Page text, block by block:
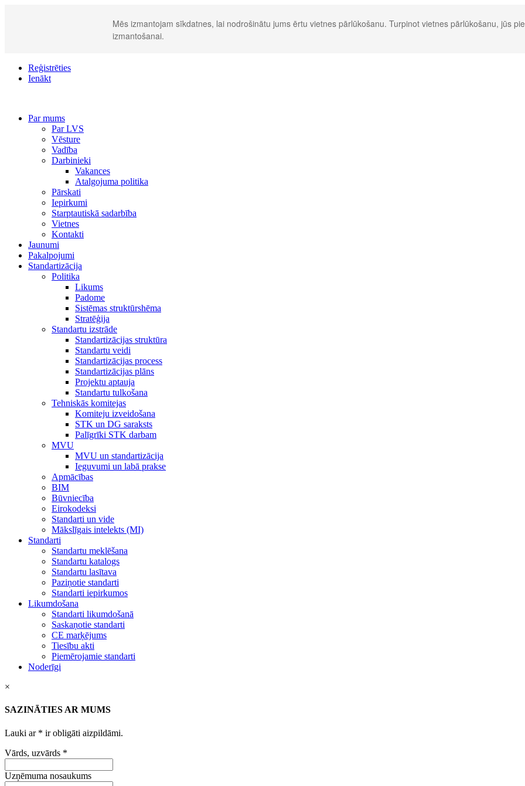
Mēs izmantojam sīkdatnes, lai nodrošinātu jums ērtu vietnes pārlūkošanu. Turpinot vietnes pārlūkošanu, jūs
izmantošanai.
Reģistrēties
Ienākt
Par mums
Par LVS
Vēsture
Vadība
Darbinieki
Vakances
Atalgojuma politika
Pārskati
Iepirkumi
Starptautiskā sadarbība
Vietnes
Kontakti
Jaunumi
Pakalpojumi
Standartizācija
Politika
Likums
Padome
Sistēmas struktūrshēma
Stratēģija
Standartu izstrāde
Standartizācijas struktūra
Standartu veidi
Standartizācijas process
Standartizācijas plāns
Projektu aptauja
Standartu tulkošana
Tehniskās komitejas
Komiteju izveidošana
STK un DG saraksts
Palīgrīki STK darbam
MVU
MVU un standartizācija
Ieguvumi un labā prakse
Apmācības
BIM
Būvniecība
Eirokodeksi
Standarti un vide
Mākslīgais intelekts (MI)
Standarti
Standartu meklēšana
Standartu katalogs
Standartu lasītava
Paziņotie standarti
Standarti iepirkumos
Likumdošana
Standarti likumdošanā
Saskaņotie standarti
CE marķējums
Tiesību akti
Piemērojamie standarti
Noderīgi
×
SAZINĀTIES AR MUMS
Lauki ar * ir obligāti aizpildāmi.
Vārds, uzvārds *
Uzņēmuma nosaukums